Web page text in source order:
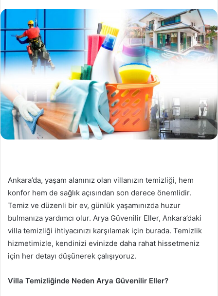
Ankara’da, yaşam alanınız olan villanızın temizliği, hem
konfor hem de sağlık açısından son derece önemlidir.
Temiz ve düzenli bir ev, günlük yaşamınızda huzur
bulmanıza yardımcı olur. Arya Güvenilir Eller, Ankara’daki
villa temizliği ihtiyacınızı karşılamak için burada. Temizlik
hizmetimizle, kendinizi evinizde daha rahat hissetmeniz
için her detayı düşünerek çalışıyoruz.
Villa Temizliğinde Neden Arya Güvenilir Eller?